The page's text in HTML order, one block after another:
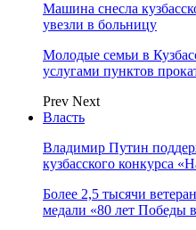
Машина снесла
увезли в больницу
Молодые семьи в
услугами пунктов
Prev Next
Власть
Владимир Путин
кузбасского конкурса
Более 2,5 тысячи
медали «80 лет Победы